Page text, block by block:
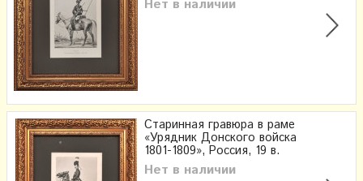
Нет в наличии
Старинная гравюра в раме
«Урядник Донского войска
1801-1809», Россия, 19 в.
Нет в наличии